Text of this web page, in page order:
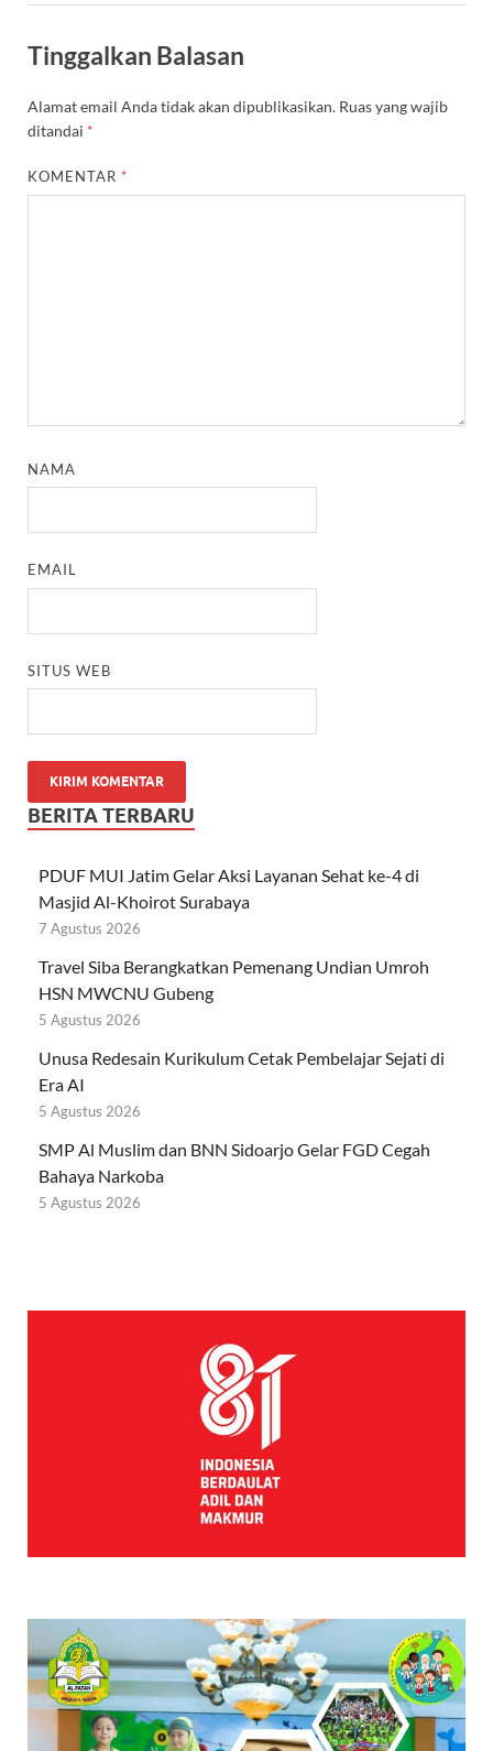
Tinggalkan Balasan
Alamat email Anda tidak akan dipublikasikan. Ruas yang wajib
ditandai *
KOMENTAR *
NAMA
EMAIL
SITUS WEB
BERITA TERBARU
PDUF MUI Jatim Gelar Aksi Layanan Sehat ke-4 di
Masjid Al-Khoirot Surabaya
7 Agustus 2026
Travel Siba Berangkatkan Pemenang Undian Umroh
HSN MWCNU Gubeng
5 Agustus 2026
Unusa Redesain Kurikulum Cetak Pembelajar Sejati di
Era AI
5 Agustus 2026
SMP Al Muslim dan BNN Sidoarjo Gelar FGD Cegah
Bahaya Narkoba
5 Agustus 2026